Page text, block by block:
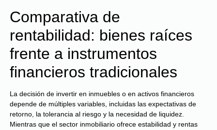
Comparativa de
rentabilidad: bienes raíces
frente a instrumentos
financieros tradicionales
La decisión de invertir en inmuebles o en activos financieros
depende de múltiples variables, incluidas las expectativas de
retorno, la tolerancia al riesgo y la necesidad de liquidez.
Mientras que el sector inmobiliario ofrece estabilidad y rentas